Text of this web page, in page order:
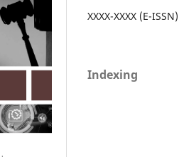
XXXX-XXXX (E-ISSN)
Indexing